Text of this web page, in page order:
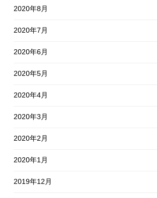
2020年8月
2020年7月
2020年6月
2020年5月
2020年4月
2020年3月
2020年2月
2020年1月
2019年12月